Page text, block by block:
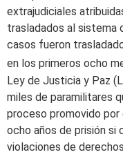
extrajudiciales
trasladados al sistema
casos fueron
en los primeros ocho
Ley de Justicia y Paz
miles de paramilitares
proceso promovido por
ocho años de prisión si
violaciones de